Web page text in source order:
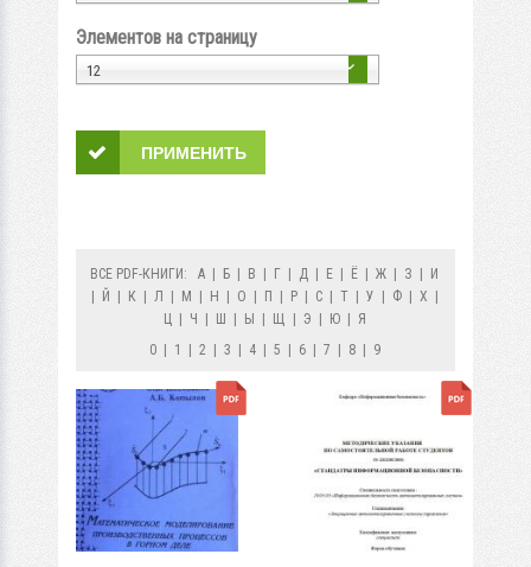
Элементов на страницу
12
ВСЕ PDF-КНИГИ: А Б В Г Д Е Ё Ж З
И
Й К Л М Н О П Р С Т У Ф Х
Ц
Ч Ш Ы Щ Э Ю
Я
0
1 2 3 4 5 6 7 8 9